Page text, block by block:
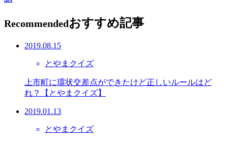
Recommendedおすすめ記事
2019.08.15
とやまクイズ
上市町に環状交差点ができたけど正しいルールはど
れ？【とやまクイズ】
2019.01.13
とやまクイズ